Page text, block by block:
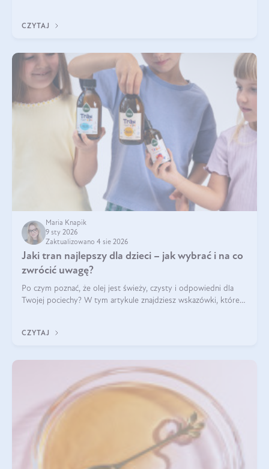
osłabienie włosów.
CZYTAJ
Maria Knapik
9 sty 2026
Zaktualizowano 4 sie 2026
Jaki tran najlepszy dla dzieci – jak wybrać i na co
zwrócić uwagę?
Po czym poznać, że olej jest świeży, czysty i odpowiedni dla
Twojej pociechy? W tym artykule znajdziesz wskazówki, które
CZYTAJ